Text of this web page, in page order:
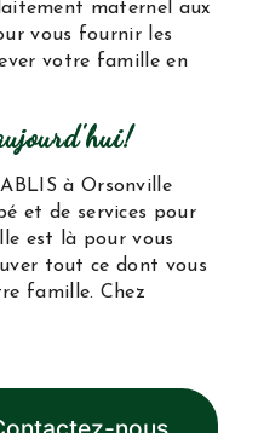
maternel aux
vous fournir les
votre famille en
à Orsonville
et de services pour
est là pour vous
tout ce dont vous
famille. Chez